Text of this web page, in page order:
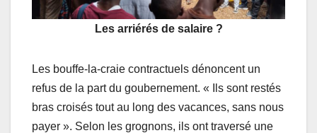
Les arriérés de salaire ?
Les bouffe-la-craie contractuels dénoncent un
refus de la part du goubernement. « Ils sont restés
bras croisés tout au long des vacances, sans nous
payer ». Selon les grognons, ils ont traversé une